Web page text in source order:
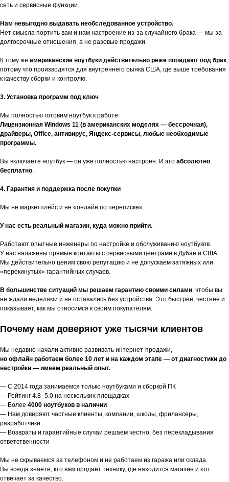
сеть и сервисные функции.
Нам невыгодно выдавать необследованное устройство.
Нет смысла портить вам и нам настроение из-за случайного брака — мы за
долгосрочные отношения, а не разовые продажи.
К тому же американские ноутбуки действительно реже попадают под брак,
потому что производятся для внутреннего рынка США, где выше требования
к качеству сборки и контролю.
3. Установка программ под ключ
Мы полностью готовим ноутбук к работе:
Лицензионная Windows 11 (в американских моделях — бессрочная),
драйверы, Office, антивирус, Яндекс-сервисы, любые необходимые
программы.
Вы включаете ноутбук — он уже полностью настроен. И это абсолютно
бесплатно.
4. Гарантия и поддержка после покупки
Мы не маркетплейс и не «онлайн по переписке».
У нас есть реальный магазин, куда можно прийти.
Работают опытные инженеры по настройке и обслуживанию ноутбуков.
У нас налажены прямые контакты с сервисными центрами в Дубае и США.
Мы действительно ценим свою репутацию и не допускаем затяжных или
«перекинутых» гарантийных случаев.
В большинстве ситуаций мы решаем гарантию своими силами, чтобы вы
не ждали неделями и не оставались без устройства. Это быстрее, честнее и
показывает, как мы относимся к своим покупателям.
Почему нам доверяют уже тысячи клиентов
Мы недавно начали активно развивать интернет-продажи,
но офлайн работаем более 10 лет и на каждом этапе — от диагностики до
настройки — имеем реальный опыт.
— С 2014 года занимаемся только ноутбуками и сборкой ПК
— Рейтинг 4.8–5.0 на нескольких площадках
— Более 4000 ноутбуков в наличии
— Нам доверяют частные клиенты, компании, школы, фрилансеры,
разработчики
— Возвраты и гарантийные случаи решаем честно, без перекладывания
ответственности
Мы не скрываемся за телефоном и не работаем из гаража или склада.
Вы всегда знаете, кто вам продаёт технику, где находится магазин и кто
отвечает за качество.